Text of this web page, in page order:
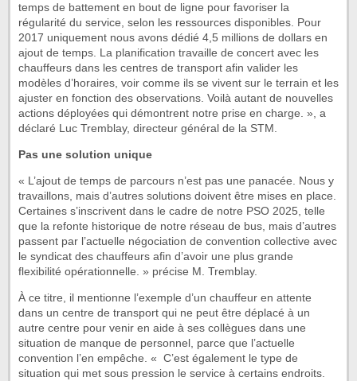
temps de battement en bout de ligne pour favoriser la
régularité du service, selon les ressources disponibles. Pour
2017 uniquement nous avons dédié 4,5 millions de dollars en
ajout de temps. La planification travaille de concert avec les
chauffeurs dans les centres de transport afin valider les
modèles d’horaires, voir comme ils se vivent sur le terrain et les
ajuster en fonction des observations. Voilà autant de nouvelles
actions déployées qui démontrent notre prise en charge. », a
déclaré Luc Tremblay, directeur général de la STM.
Pas une solution unique
« L’ajout de temps de parcours n’est pas une panacée. Nous y
travaillons, mais d’autres solutions doivent être mises en place.
Certaines s’inscrivent dans le cadre de notre PSO 2025, telle
que la refonte historique de notre réseau de bus, mais d’autres
passent par l’actuelle négociation de convention collective avec
le syndicat des chauffeurs afin d’avoir une plus grande
flexibilité opérationnelle. » précise M. Tremblay.
À ce titre, il mentionne l’exemple d’un chauffeur en attente
dans un centre de transport qui ne peut être déplacé à un
autre centre pour venir en aide à ses collègues dans une
situation de manque de personnel, parce que l’actuelle
convention l’en empêche. « C’est également le type de
situation qui met sous pression le service à certains endroits.